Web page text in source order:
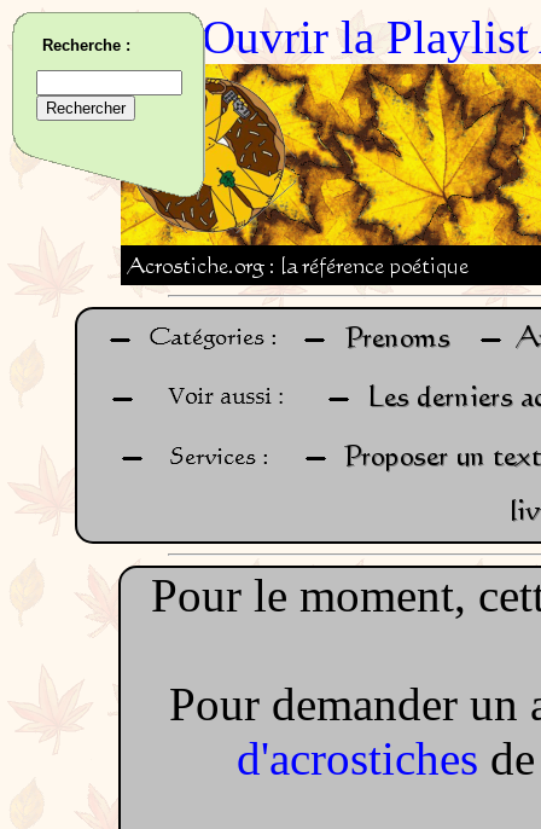
Ouvrir la Playlist
Pour le moment,
Pour demander
d'acrostiches
Recherche :